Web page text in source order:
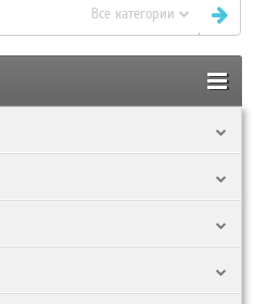
Все категории